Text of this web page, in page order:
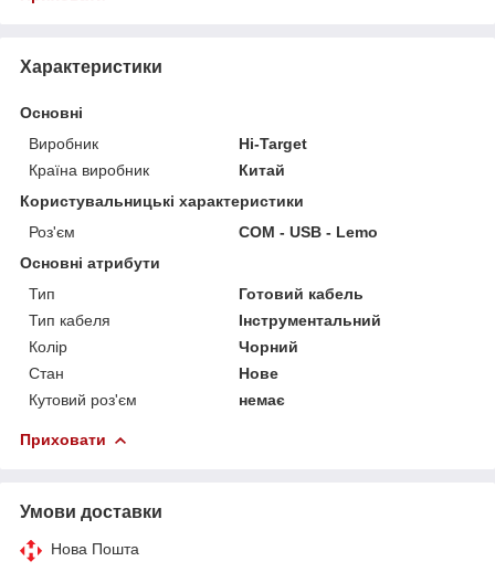
Характеристики
Основні
Виробник
Hi-Target
Країна виробник
Китай
Користувальницькі характеристики
Роз'єм
COM - USB - Lemo
Основні атрибути
Тип
Готовий кабель
Тип кабеля
Інструментальний
Колір
Чорний
Стан
Нове
Кутовий роз'єм
немає
Приховати
Умови доставки
Нова Пошта